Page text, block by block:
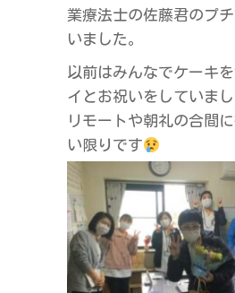
業療法士の佐藤君のプ
いました。
以前はみんなでケーキ
イとお祝いをしていま
リモートや朝礼の合間
い限りです